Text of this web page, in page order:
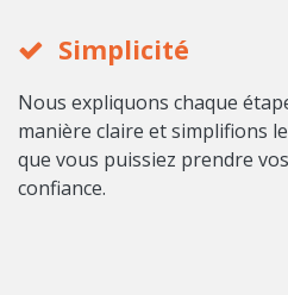
Simplicité
Nous expliquons chaque
manière claire et simplifions
que vous puissiez prendre
confiance.